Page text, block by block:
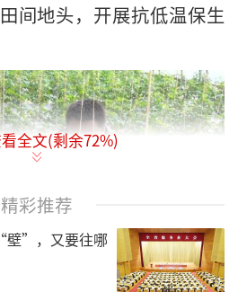
间地头，开展抗低温保生
全文(剩余72%)
精彩推荐
壁”，又要往哪